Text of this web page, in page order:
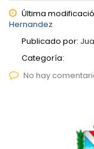
Última
Hernandez
Publicado por:
Categoría:
No hay